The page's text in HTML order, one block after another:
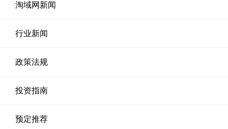
淘域网新闻
行业新闻
政策法规
投资指南
预定推荐